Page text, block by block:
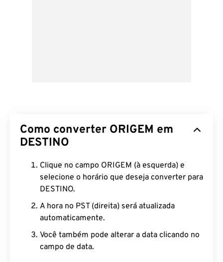
Como converter ORIGEM em
DESTINO
Clique no campo ORIGEM (à esquerda) e
selecione o horário que deseja converter para
DESTINO.
A hora no PST (direita) será atualizada
automaticamente.
Você também pode alterar a data clicando no
campo de data.